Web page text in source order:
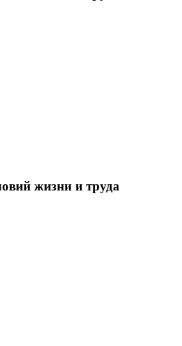
жизни и труда